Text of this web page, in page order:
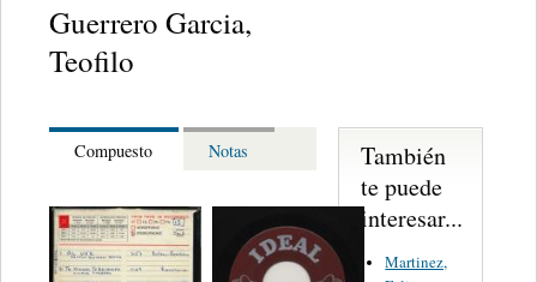
Guerrero Garcia,
Teofilo
Compuesto Notas
También
te puede
interesar...
Martinez,